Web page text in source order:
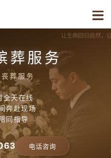
葬服务
葬服务
全天在线
奔赴现场
同指导
电话咨询